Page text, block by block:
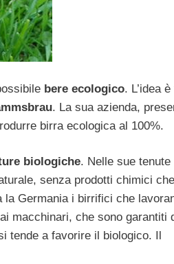
bere ecologico. L’idea
. La sua azienda,
birra ecologica al 100%.
biologiche. Nelle sue tenute
senza prodotti chimici che
la Germania i birrifici che
macchinari, che sono garantiti
tende a favorire il biologico. Il